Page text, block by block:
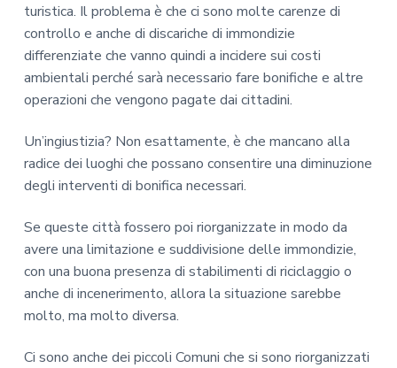
turistica. Il problema è che ci sono molte carenze di
controllo e anche di discariche di immondizie
differenziate che vanno quindi a incidere sui costi
ambientali perché sarà necessario fare bonifiche e altre
operazioni che vengono pagate dai cittadini.
Un’ingiustizia? Non esattamente, è che mancano alla
radice dei luoghi che possano consentire una diminuzione
degli interventi di bonifica necessari.
Se queste città fossero poi riorganizzate in modo da
avere una limitazione e suddivisione delle immondizie,
con una buona presenza di stabilimenti di riciclaggio o
anche di incenerimento, allora la situazione sarebbe
molto, ma molto diversa.
Ci sono anche dei piccoli Comuni che si sono riorganizzati